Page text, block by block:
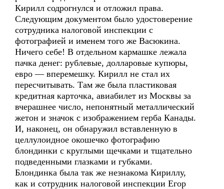
Кирилл содрогнулся и отложил права.
Следующим документом было удостоверение
сотрудника налоговой инспекции с
фотографией и именем того же Васюкина.
Ничего себе! В отдельном кармашке лежала
пачка денег: рублевые, долларовые купюры,
евро — вперемешку. Кирилл не стал их
пересчитывать. Там же была пластиковая
кредитная карточка, авиабилет из Москвы за
вчерашнее число, непонятный металлический
жетон и значок с изображением герба Канады.
И, наконец, он обнаружил вставленную в
целлулоидное окошечко фотографию
блондинки с круглыми щечками и тщательно
подведенными глазками и губками.
Блондинка была так же незнакома Кириллу,
как и сотрудник налоговой инспекции Егор